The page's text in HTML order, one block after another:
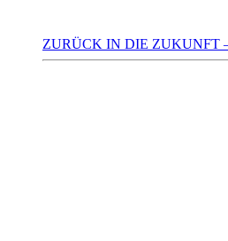
ZURÜCK IN DIE ZUKUNFT